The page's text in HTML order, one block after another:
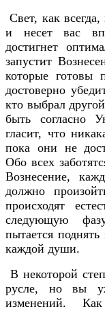
Свет, как
и несет вас
достигнет
запустит
которые
достоверно
кто выбрал
быть согласно
гласит, что
пока они не
Обо всех
Вознесение,
должно
происходят
следующую
пытается
каждой души.
В некоторой
русле, но вы
изменений.